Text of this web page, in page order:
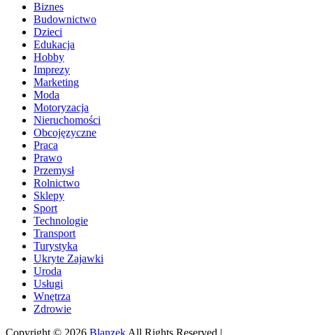
Biznes
Budownictwo
Dzieci
Edukacja
Hobby
Imprezy
Marketing
Moda
Motoryzacja
Nieruchomości
Obcojęzyczne
Praca
Prawo
Przemysł
Rolnictwo
Sklepy
Sport
Technologie
Transport
Turystyka
Ukryte Zajawki
Uroda
Usługi
Wnętrza
Zdrowie